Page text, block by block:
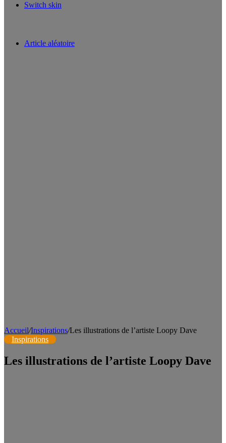
Switch skin
Article aléatoire
Accueil/Inspirations/Les illustrations de l’artiste Loopy Dave
Inspirations
Les illustrations de l’artiste Loopy Dave